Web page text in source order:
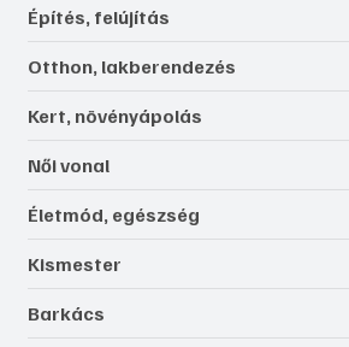
Építés, felújítás
Otthon, lakberendezés
Kert, növényápolás
Női vonal
Életmód, egészség
Kismester
Barkács